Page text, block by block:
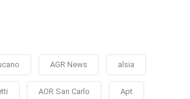
AGR News alsia
AOR San Carlo Apt